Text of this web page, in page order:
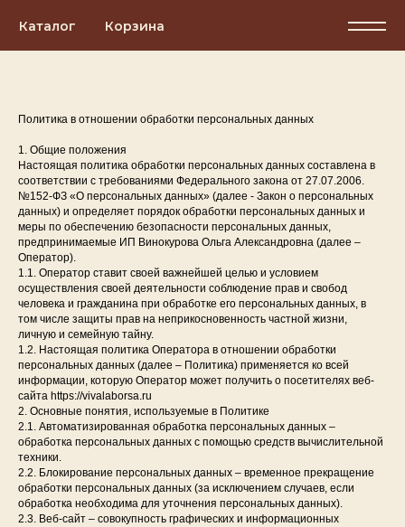
Политика в отношении обработки персональных данных
1. Общие положения
Настоящая политика обработки персональных данных составлена в
соответствии с требованиями Федерального закона от 27.07.2006.
№152-ФЗ «О персональных данных» (далее - Закон о персональных
данных) и определяет порядок обработки персональных данных и
меры по обеспечению безопасности персональных данных,
предпринимаемые ИП Винокурова Ольга Александровна (далее –
Оператор).
1.1. Оператор ставит своей важнейшей целью и условием
осуществления своей деятельности соблюдение прав и свобод
человека и гражданина при обработке его персональных данных, в
том числе защиты прав на неприкосновенность частной жизни,
личную и семейную тайну.
1.2. Настоящая политика Оператора в отношении обработки
персональных данных (далее – Политика) применяется ко всей
информации, которую Оператор может получить о посетителях веб-
сайта https://vivalaborsa.ru
2. Основные понятия, используемые в Политике
2.1. Автоматизированная обработка персональных данных –
обработка персональных данных с помощью средств вычислительной
техники.
2.2. Блокирование персональных данных – временное прекращение
обработки персональных данных (за исключением случаев, если
обработка необходима для уточнения персональных данных).
2.3. Веб-сайт – совокупность графических и информационных